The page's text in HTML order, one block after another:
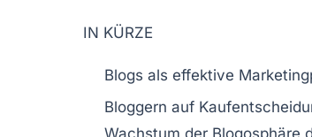
IN KÜRZE
Blogs als effektive
Bloggern auf
Wachstum der Blogosphäre